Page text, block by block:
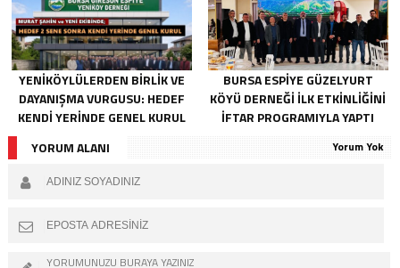
YENIKÖYLÜLERDEN BIRLIK VE
DAYANIŞMA VURGUSU: HEDEF
KENDI YERINDE GENEL KURUL
BURSA ESPIYE GÜZELYURT
KÖYÜ DERNEĞI İLK ETKINLIĞINI
İFTAR PROGRAMIYLA YAPTI
YORUM ALANI
Yorum Yok